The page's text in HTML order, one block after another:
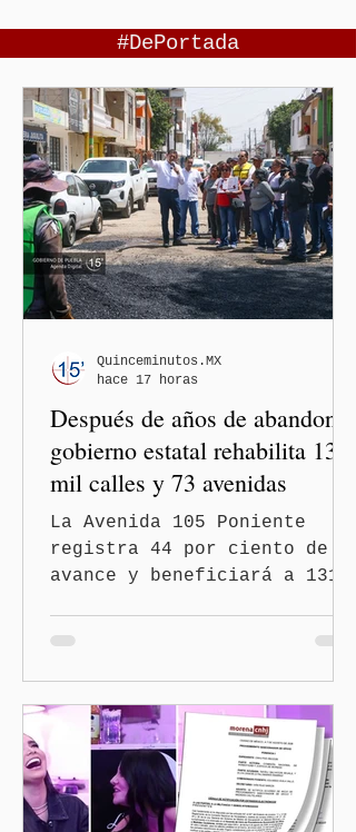
#DePortada
Después de años de abandono,
gobierno estatal rehabilita 13
mil calles y 73 avenidas
La Avenida 105 Poniente
registra 44 por ciento de
avance y beneficiará a 131
73 avenidas durante 2026,
el gobernador Alejandro
Armenta Mier supervisó la
rehabilitación de la
Avenida 105 Poniente, obra
que registra 44 por ciento
Quinceminutos.MX
hace 17 horas